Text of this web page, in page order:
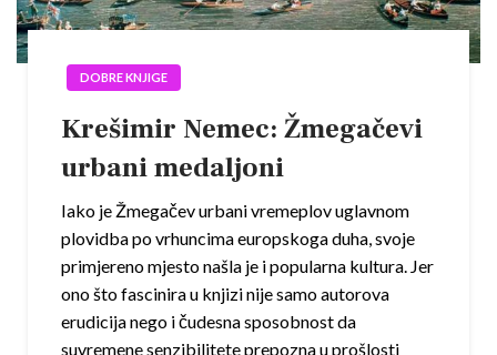
DOBRE KNJIGE
Krešimir Nemec: Žmegačevi
urbani medaljoni
Iako je Žmegačev urbani vremeplov uglavnom
plovidba po vrhuncima europskoga duha, svoje
primjereno mjesto našla je i popularna kultura. Jer
ono što fascinira u knjizi nije samo autorova
erudicija nego i čudesna sposobnost da
suvremene senzibilitete prepozna u prošlosti